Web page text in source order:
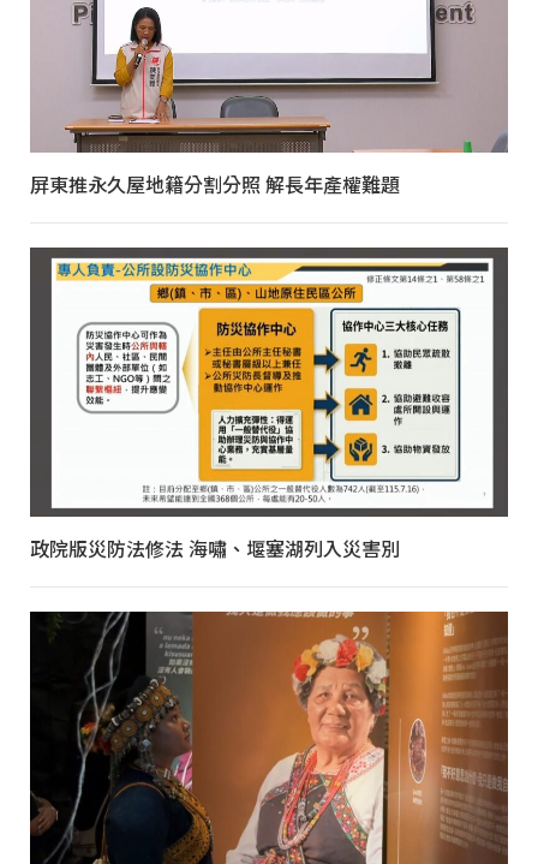
屏東推永久屋地籍分割分照 解長年產權難題
政院版災防法修法 海嘯、堰塞湖列入災害別